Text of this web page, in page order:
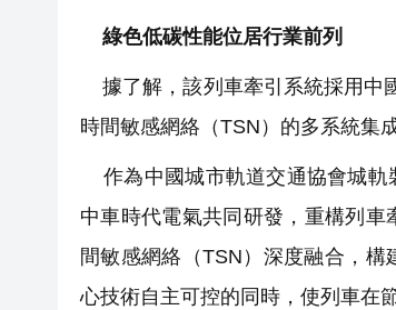
綠色低碳性能位居行業前列
據了解，該列車牽引系統採用中
時間敏感網絡（TSN）的多系統集
作為中國城市軌道交通協會城軌
中車時代電氣共同研發，重構列
間敏感網絡（TSN）深度融合，
心技術自主可控的同時，使列車在